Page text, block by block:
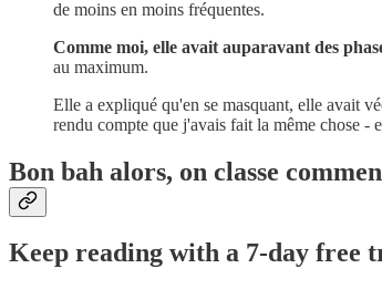
de moins en moins fréquentes.
Comme moi, elle avait auparavant des
au maximum.
Elle a expliqué qu'en se masquant, elle avait
rendu compte que j'avais fait la même chose -
Bon bah alors, on classe
Keep reading with a 7-day free